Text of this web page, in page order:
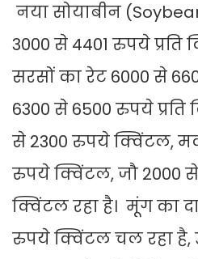
नया सोयाबीन
3000 से 4401 रुपये प्रति
सरसों का रेट 6000 से
6300 से 6500 रुपये प्रति
से 2300 रुपये क्विंटल,
रुपये क्विंटल, जौ 2000 से
क्विंटल रहा है। मूंग का
रुपये क्विंटल चल रहा है,